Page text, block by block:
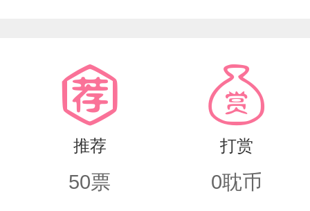
推荐
50票
打赏
0耽币